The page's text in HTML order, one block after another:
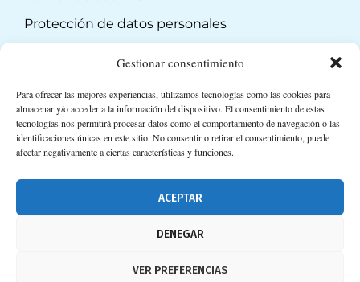
Gestionar consentimiento
Para ofrecer las mejores experiencias, utilizamos tecnologías como las cookies para
almacenar y/o acceder a la información del dispositivo. El consentimiento de estas
tecnologías nos permitirá procesar datos como el comportamiento de navegación o las
identificaciones únicas en este sitio. No consentir o retirar el consentimiento, puede
afectar negativamente a ciertas características y funciones.
ACEPTAR
DENEGAR
VER PREFERENCIAS
Protección de datos personales